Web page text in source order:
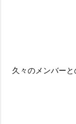
久々のメンバーと